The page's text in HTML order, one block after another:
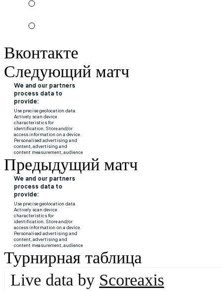
Вконтакте
Следующий матч
Предыдущий матч
Турнирная таблица
Live data by Scoreaxis